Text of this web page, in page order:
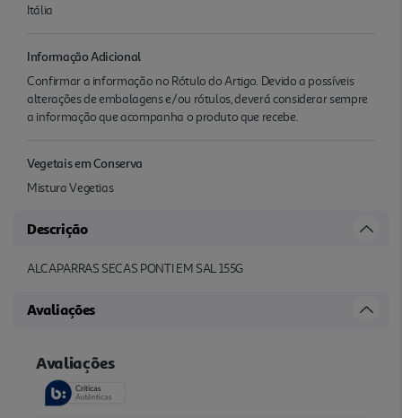
Itália
Informação Adicional
Confirmar a informação no Rótulo do Artigo. Devido a possíveis
alterações de embalagens e/ou rótulos, deverá considerar sempre
a informação que acompanha o produto que recebe.
Vegetais em Conserva
Mistura Vegetias
Descrição
ALCAPARRAS SECAS PONTI EM SAL 155G
Avaliações